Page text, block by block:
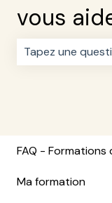
vous
FAQ - Formations
Ma formation